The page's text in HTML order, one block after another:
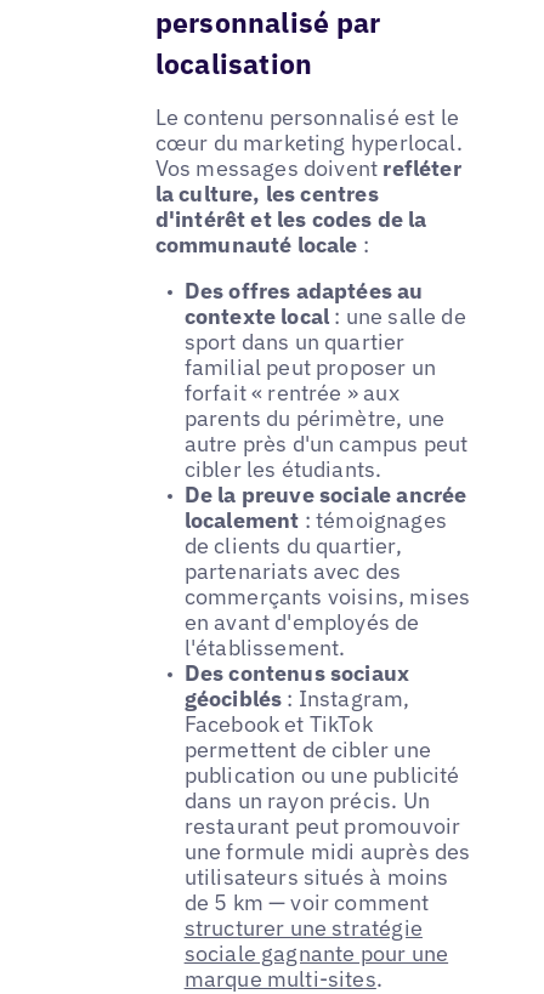
personnalisé par
localisation
Le contenu personnalisé est le
cœur du marketing hyperlocal.
Vos messages doivent refléter
la culture, les centres
d'intérêt et les codes de la
communauté locale :
Des offres adaptées au
contexte local : une salle de
sport dans un quartier
familial peut proposer un
forfait « rentrée » aux
parents du périmètre, une
autre près d'un campus peut
cibler les étudiants.
De la preuve sociale ancrée
localement : témoignages
de clients du quartier,
partenariats avec des
commerçants voisins, mises
en avant d'employés de
l'établissement.
Des contenus sociaux
géociblés : Instagram,
Facebook et TikTok
permettent de cibler une
publication ou une publicité
dans un rayon précis. Un
restaurant peut promouvoir
une formule midi auprès des
utilisateurs situés à moins
de 5 km — voir comment
structurer une stratégie
sociale gagnante pour une
marque multi-sites.